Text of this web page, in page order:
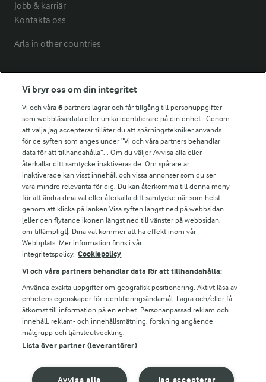
Jobb & karriär
Kontakta oss
Arla in other countries
Fler Arlasajter
För ägare
Arlas kundportal
Arla.com
Falbygdens Ost
Arla webbshop
Bildbank
Följ oss
© 2026 Arla Foods
Vi bryr oss om din integritet
Vi och våra6 partners lagrar och får tillgång till personuppgifter
som webbläsardata eller unika identifierare på din enhet . Genom
att välja Jag accepterar tillåter du att spårningstekniker används
för de syften som anges under ”Vi och våra partners behandlar
data för att tillhandahålla”. . Om du väljer Avvisa alla eller
återkallar ditt samtycke inaktiveras de. Om spårare är
inaktiverade kan visst innehåll och vissa annonser som du ser
vara mindre relevanta för dig. Du kan återkomma till denna meny
för att ändra dina val eller återkalla ditt samtycke när som helst
genom att klicka på länken Visa syften längst ned på webbsidan
[eller den flytande ikonen längst ned till vänster på webbsidan,
om tillämpligt]. Dina val kommer att ha effekt inom vår
Webbplats. Mer information finns i vår
integritetspolicy. Cookiepolicy
Vi och våra partners behandlar data för att tillhandahålla:
Använda exakta uppgifter om geografisk positionering. Aktivt läsa av
enhetens egenskaper för identifieringsändamål. Lagra och/eller få
åtkomst till information på en enhet. Personanpassad reklam och
innehåll, reklam- och innehållsmätning, forskning angående
målgrupp och tjänsteutveckling.
Lista över partner (leverantörer)
Jag accepterar
Avvisa alla